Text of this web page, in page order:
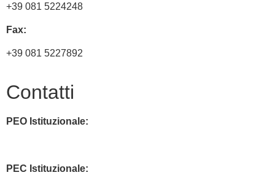
+39 081 5224248
Fax:
+39 081 5227892
Contatti
PEO Istituzionale:
PEC Istituzionale: